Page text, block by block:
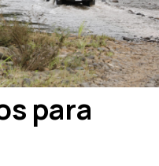
para